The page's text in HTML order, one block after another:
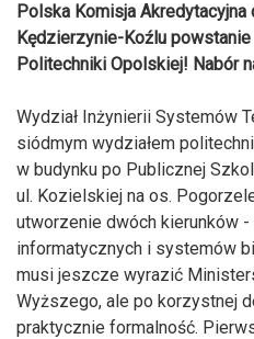
Polska Komisja Akredytacyjna
Kędzierzynie-Koźlu
Politechniki Opolskiej! Nabór
Wydział Inżynierii Systemów
siódmym wydziałem
w budynku po Publicznej
ul. Kozielskiej na os.
utworzenie dwóch kierunków
informatycznych i systemów
musi jeszcze wyrazić
Wyższego, ale po korzystnej
praktycznie formalność.